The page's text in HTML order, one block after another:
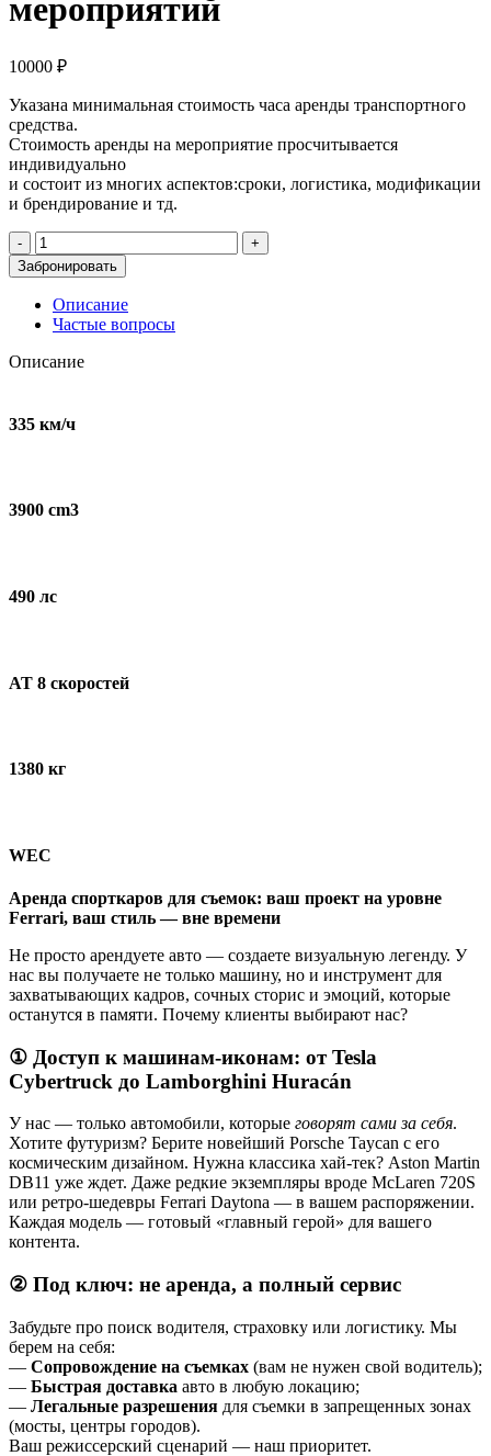
мероприятий
10000 ₽
Указана минимальная стоимость часа аренды транспортного
средства.
Стоимость аренды на мероприятие просчитывается
индивидуально
и состоит из многих аспектов:сроки, логистика, модификации
и брендирование и тд.
Количество
товара
BMW
e36
cup
для
съемок
Забронировать
Описание
Частые вопросы
Описание
335 км/ч
3900 cm3
490 лс
AT 8 скоростей
1380 кг
WEC
Аренда спорткаров для съемок: ваш проект на уровне
Ferrari, ваш стиль — вне времени
Не просто арендуете авто — создаете визуальную легенду. У
нас вы получаете не только машину, но и инструмент для
захватывающих кадров, сочных сторис и эмоций, которые
останутся в памяти. Почему клиенты выбирают нас?
① Доступ к машинам-иконам: от Tesla
Cybertruck до Lamborghini Huracán
У нас — только автомобили, которые говорят сами за себя.
Хотите футуризм? Берите новейший Porsche Taycan с его
космическим дизайном. Нужна классика хай-тек? Aston Martin
DB11 уже ждет. Даже редкие экземпляры вроде McLaren 720S
или ретро-шедевры Ferrari Daytona — в вашем распоряжении.
Каждая модель — готовый «главный герой» для вашего
контента.
② Под ключ: не аренда, а полный сервис
Забудьте про поиск водителя, страховку или логистику. Мы
берем на себя:
— Сопровождение на съемках (вам не нужен свой водитель);
— Быстрая доставка авто в любую локацию;
— Легальные разрешения для съемки в запрещенных зонах
(мосты, центры городов).
Ваш режиссерский сценарий — наш приоритет.